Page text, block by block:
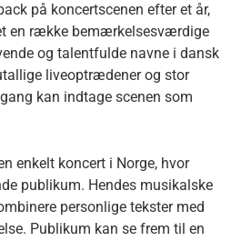
på koncertscenen efter et år,
en række bemærkelsesværdige
og talentfulde navne i dansk
liveoptrædener og stor
kan indtage scenen som
enkelt koncert i Norge, hvor
publikum. Hendes musikalske
personlige tekster med
Publikum kan se frem til en